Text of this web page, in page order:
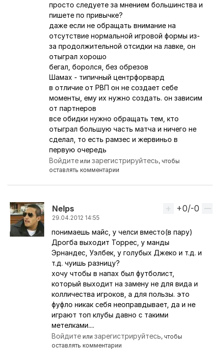
просто следуете за мнением большинства и
пишете по привычке?
даже если не обращать внимание на
отсутствие нормальной игровой формы из-
за продолжительной отсидки на лавке, он
отыграл хорошо
бегал, боролся, без обрезов
Шамах - типичный центрфорвард
в отличие от РВП он не создает себе
моменты, ему их нужно создать. он зависим
от партнеров
все обидки нужно обращать тем, кто
отыграл большую часть матча и ничего не
сделал, то есть рамзес и жервиньо в
первую очередь
Войдите илизарегистрируйтесь, чтобы
оставлять комментарии
Nelps
29.04.2012 14:55
Ответ на комментарий пользователяMace Windu
Вверх
+0/-0
понимаешь майс, у челси вместо(в пару)
Дрогба выходит Торрес, у манды
Эрнандес, Уэлбек, у голубых Джеко и т.д. и
т.д. чуишь разницу?
хочу чтобы в напах был футболист,
который выходит на замену не для вида и
колличества игроков, а для пользы. это
фуфло никак себя неоправдывает, да и не
играют топ клубы давно с такими
метелками....
Войдите илизарегистрируйтесь, чтобы
оставлять комментарии